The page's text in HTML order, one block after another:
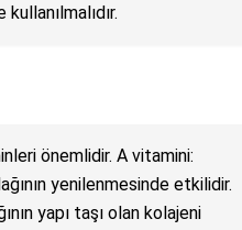
önemlidir. A vitamini:
yenilenmesinde etkilidir.
yapı taşı olan kolajeni